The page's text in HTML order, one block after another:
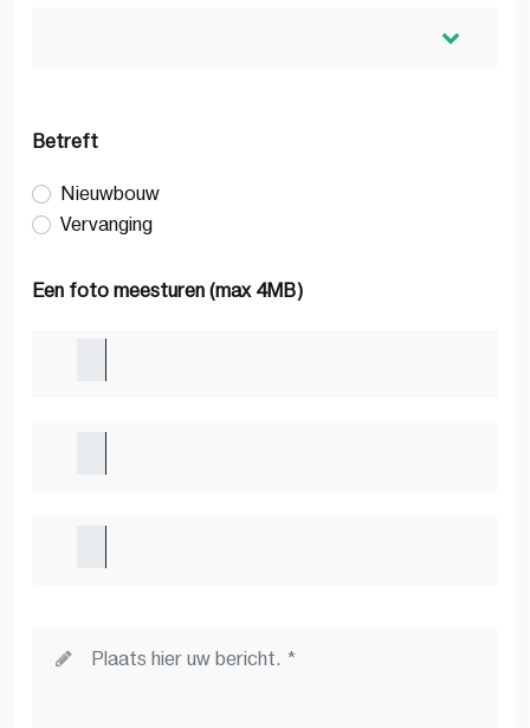
Betreft
Nieuwbouw
Vervanging
Een foto meesturen (max 4MB)